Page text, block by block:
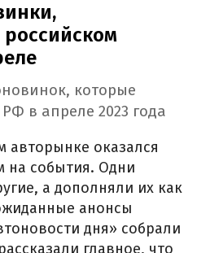
которые
в апреле 2023 года
авторынке оказался
на события. Одни
а дополняли их как
анонсы
дня» собрали
главное, что